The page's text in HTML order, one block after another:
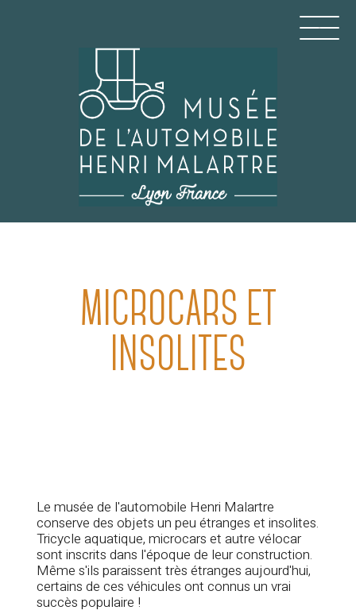
MUSÉE DE
MICROCARS ET
INSOLITES
Le musée de l'automobile Henri Malartre
conserve des objets un peu étranges et insolites.
Tricycle aquatique, microcars et autre vélocar
sont inscrits dans l'époque de leur construction.
Même s'ils paraissent très étranges aujourd'hui,
certains de ces véhicules ont connus un vrai
succès populaire !